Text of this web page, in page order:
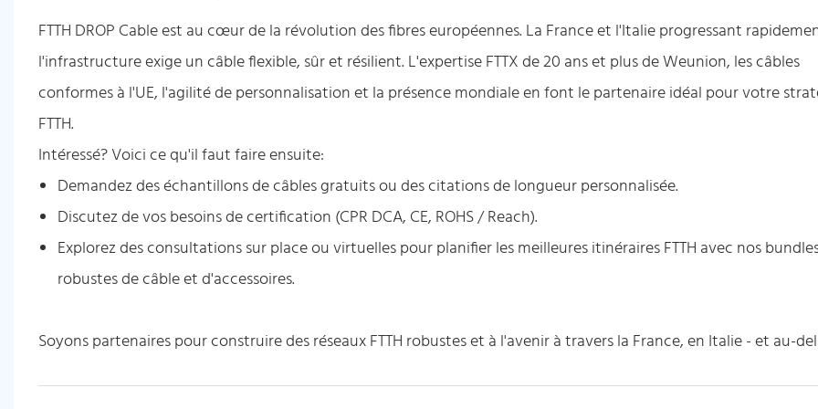
FTTH DROP Cable est au cœur de la révolution des fibres européennes. La France et l'Italie progressant
l'infrastructure exige un câble flexible, sûr et résilient. L'expertise FTTX de 20 ans et plus de Weunion, les câbles
conformes à l'UE, l'agilité de personnalisation et la présence mondiale en font le partenaire idéal pour votre
FTTH.
Intéressé? Voici ce qu'il faut faire ensuite:
Demandez des échantillons de câbles gratuits ou des citations de longueur personnalisée.
Discutez de vos besoins de certification (CPR DCA, CE, ROHS / Reach).
Explorez des consultations sur place ou virtuelles pour planifier les meilleures itinéraires FTTH avec nos
robustes de câble et d'accessoires.
Soyons partenaires pour construire des réseaux FTTH robustes et à l'avenir à travers la France, en Italie - et au-